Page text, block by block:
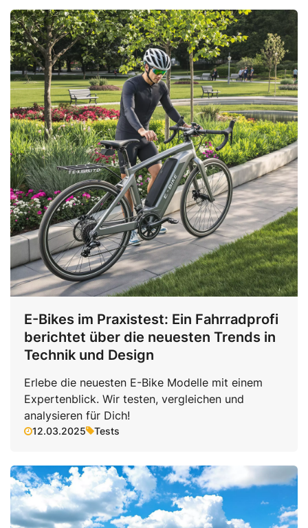
E-Bikes im Praxistest: Ein Fahrradprofi
berichtet über die neuesten Trends in
Technik und Design
Erlebe die neuesten E-Bike Modelle mit einem
Expertenblick. Wir testen, vergleichen und
analysieren für Dich!
12.03.2025 Tests